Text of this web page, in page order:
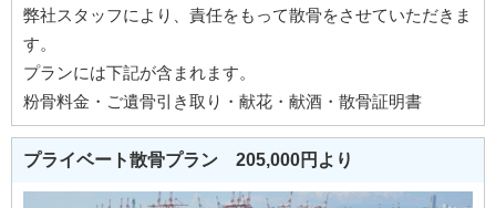
弊社スタッフにより、責任をもって散骨をさせていただきま
す。
プランには下記が含まれます。
粉骨料金・ご遺骨引き取り・献花・献酒・散骨証明書
プライベート散骨プラン 205,000円より